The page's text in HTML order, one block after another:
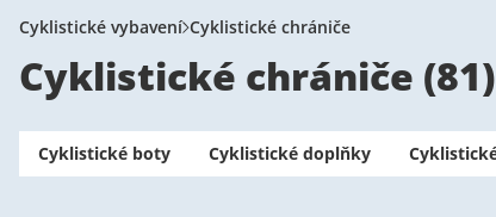
Svizzera (Italiano)
France
Suomi
United Kingdom
Cyklistické vybavení Cyklistické chrániče
Cyklistické chrániče (81)
Cyklistické boty Cyklistické doplňky